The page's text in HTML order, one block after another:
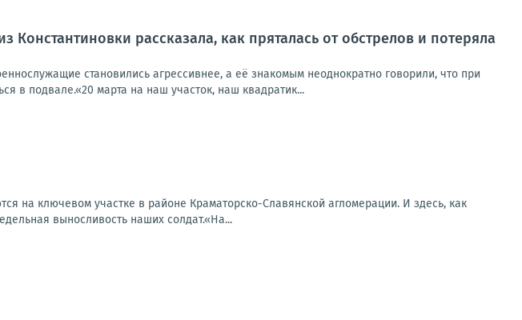
Константиновки рассказала, как пряталась от обстрелов и потеряла
становились агрессивнее, а её знакомым неоднократно говорили, что при
в подвале.«20 марта на наш участок, наш квадратик...
на ключевом участке в районе Краматорско-Славянской агломерации. И здесь, как
выносливость наших солдат.«На...